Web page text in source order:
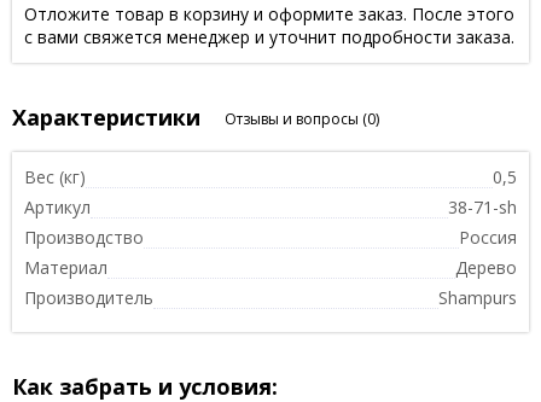
Отложите товар в корзину и оформите заказ. После этого
с вами свяжется менеджер и уточнит подробности заказа.
Характеристики Отзывы и вопросы (0)
Вес (кг)
0,5
Артикул
38-71-sh
Производство
Россия
Материал
Дерево
Производитель
Shampurs
Как забрать и условия: